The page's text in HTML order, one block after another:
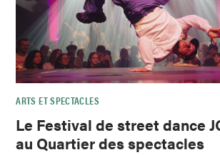
ARTS ET SPECTACLES
Le Festival de street dance
au Quartier des spectacles